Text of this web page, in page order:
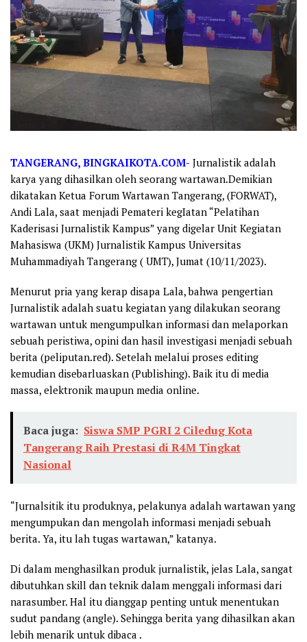
TANGERANG, BINGKAIKOTA.COM- Jurnalistik adalah
karya yang dihasilkan oleh seorang wartawan.Demikian
dikatakan Ketua Forum Wartawan Tangerang, (FORWAT),
Andi Lala, saat menjadi Pemateri kegIatan “Pelatihan
Kaderisasi Jurnalistik Kampus” yang digelar Unit Kegiatan
Mahasiswa (UKM) Jurnalistik Kampus Universitas
Muhammadiyah Tangerang ( UMT), Jumat (10/11/2023).
Menurut pria yang kerap disapa Lala, bahwa pengertian
Jurnalistik adalah suatu kegiatan yang dilakukan seorang
wartawan untuk mengumpulkan informasi dan melaporkan
sebuah peristiwa, opini dan hasil investigasi menjadi sebuah
berita (peliputan.red). Setelah melalui proses editing
kemudian disebarluaskan (Publishing). Baik itu di media
massa, elektronik maupun media online.
Baca juga: Siswa SMP PGRI 2 Ciledug Kota
Tangerang Raih Prestasi di R4M Tingkat
Nasional
“Jurnalsitik itu produknya, pelakunya adalah wartawan yang
mengumpukan dan mengolah informasi menjadi sebuah
berita. Ya, itu lah tugas wartawan,” katanya.
Di dalam menghasilkan produk jurnalistik, jelas Lala, sangat
dibutuhkan skill dan teknik dalam menggali informasi dari
narasumber. Hal itu dianggap penting untuk menentukan
sudut pandang (angle). Sehingga berita yang dihasilkan akan
lebih menarik untuk dibaca .